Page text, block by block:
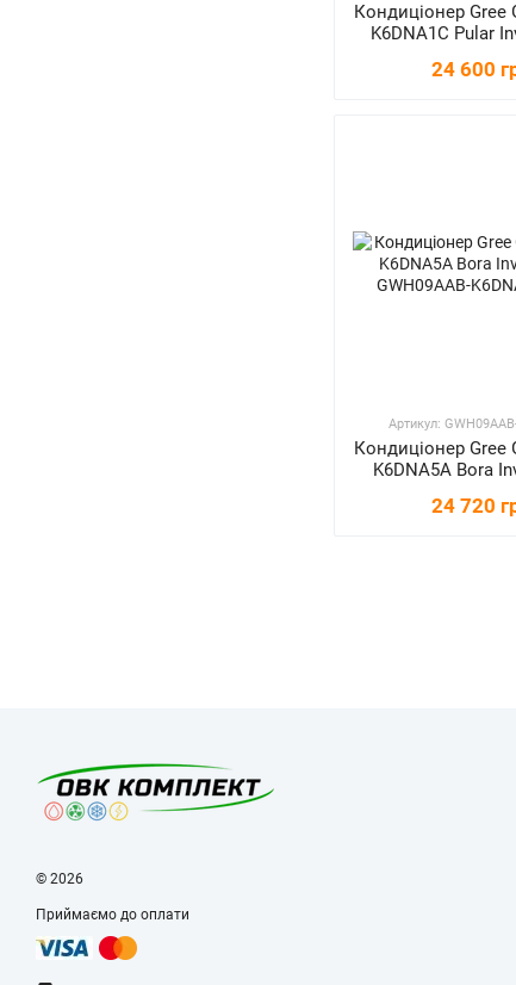
Кондиціонер Gree
K6DNA1C Pular
24 600
Артикул:
Кондиціонер Gree
K6DNA5A Bora
24 720
© 2026
Приймаємо до оплати